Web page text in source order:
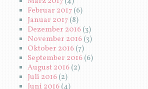
Februar 2017(6)
Januar 2017(8)
Dezember 2016(3)
November 2016(3)
Oktober 2016(7)
September 2016(6)
August 2016(2)
Juli 2016(2)